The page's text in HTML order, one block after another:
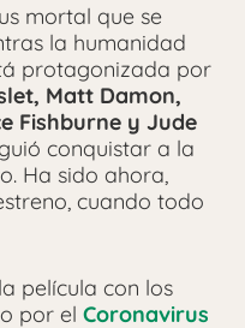
mortal que se
la humanidad
protagonizada por
Matt Damon,
Fishburne y Jude
conquistar a la
Ha sido ahora,
cuando todo
película con los
por el Coronavirus